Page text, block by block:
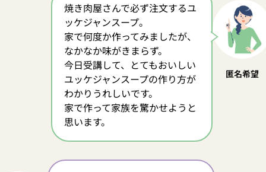
焼き肉屋さんで必ず注文するユ
ッケジャンスープ。
家で何度か作ってみましたが、
なかなか味がきまらず。
今日受講して、とてもおいしい
ユッケジャンスープの作り方が
わかりうれしいです。
家で作って家族を驚かせようと
思います。
匿名希望